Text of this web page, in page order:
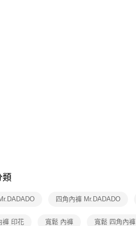
類
四角內褲 Mr.DADADO
褲 印花 寬鬆 內褲 寬鬆 四角內褲